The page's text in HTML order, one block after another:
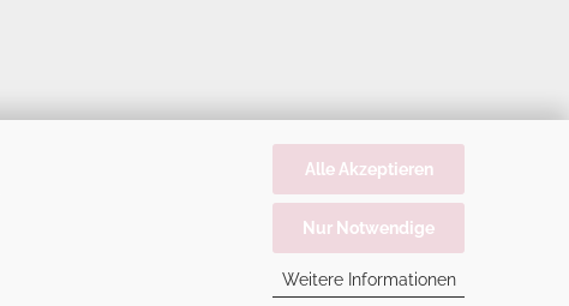
Alle Akzeptieren
Nur Notwendige
Weitere Informationen